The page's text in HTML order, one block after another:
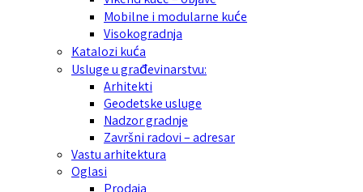
Mobilne i modularne kuće
Visokogradnja
Katalozi kuća
Usluge u građevinarstvu:
Arhitekti
Geodetske usluge
Nadzor gradnje
Završni radovi – adresar
Vastu arhitektura
Oglasi
Prodaja